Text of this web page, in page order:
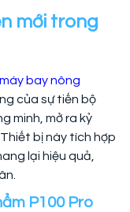
mới trong
máy bay nông
của sự tiến bộ
minh, mở ra kỷ
bị này tích hợp
lại hiệu quả,
P100 Pro